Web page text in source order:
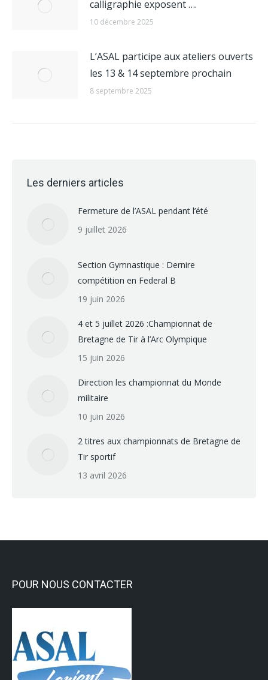
calligraphie exposent ….
10 décembre 2025
L’ASAL participe aux ateliers ouverts
les 13 & 14 septembre prochain
8 septembre 2025
Les derniers articles
Fermeture de l’ASAL pendant l’été
9 juillet 2026
Section Gymnastique : Dernire
compétition en Federal B
19 juin 2026
4 et 5 juillet 2026 :Championnat de
Bretagne de Tir à l’Arc Olympique
15 juin 2026
Direction les championnat du Monde
militaire
10 juin 2026
2 titres aux championnats de Bretagne de
Tir sportif
13 avril 2026
POUR NOUS CONTACTER